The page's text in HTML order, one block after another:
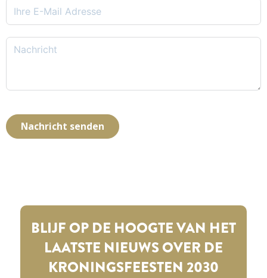
Nachricht senden
BLIJF OP DE HOOGTE VAN HET
LAATSTE NIEUWS OVER DE
KRONINGSFEESTEN 2030